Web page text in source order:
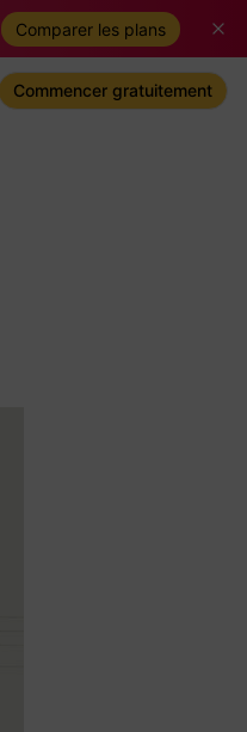
Comparer les plans
Commencer gratuitement